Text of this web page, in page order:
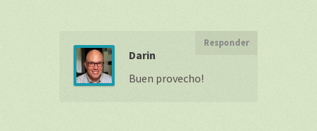
Darin
Responder
Buen provecho!